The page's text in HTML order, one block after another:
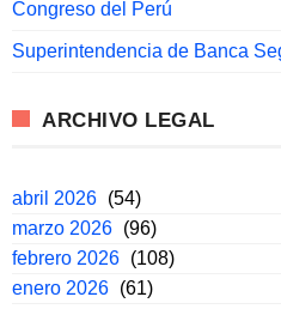
Congreso del Perú
Superintendencia de Banca
ARCHIVO LEGAL
abril 2026 (54)
marzo 2026 (96)
febrero 2026 (108)
enero 2026 (61)